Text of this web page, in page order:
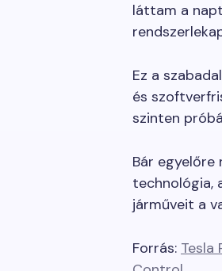
láttam a
Ez a
és
szinten
Bár egyelőre
technológia,
járműveit a
Forrás: Tesla